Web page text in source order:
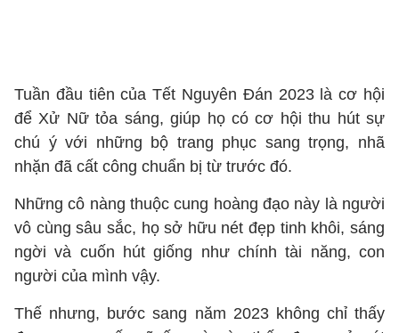
Tuần đầu tiên của Tết Nguyên Đán 2023 là cơ hội
để Xử Nữ tỏa sáng, giúp họ có cơ hội thu hút sự
chú ý với những bộ trang phục sang trọng, nhã
nhặn đã cất công chuẩn bị từ trước đó.
Những cô nàng thuộc cung hoàng đạo này là người
vô cùng sâu sắc, họ sở hữu nét đẹp tinh khôi, sáng
ngời và cuốn hút giống như chính tài năng, con
người của mình vậy.
Thế nhưng, bước sang năm 2023 không chỉ thấy